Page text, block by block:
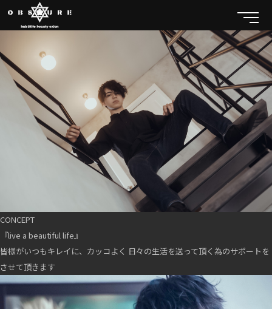
CONCEPT
『live a beautiful life』
皆様がいつもキレイに、カッコよく 日々の生活を送って頂く為のサポートを
させて頂きます